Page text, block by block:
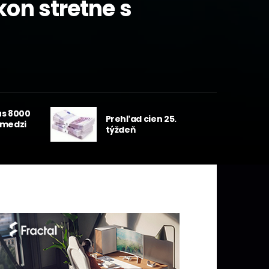
stretne s
8000
Prehľad cien 25.
týždeň